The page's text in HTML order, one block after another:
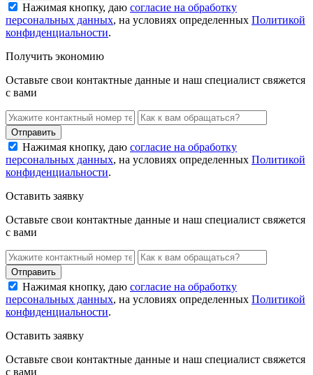
Нажимая кнопку, даю согласие на обработку
персональных данных, на условиях определенных Политикой
конфиденциальности.
Получить экономию
Оставьте свои контактные данные и наш специалист свяжется
с вами
Нажимая кнопку, даю согласие на обработку
персональных данных, на условиях определенных Политикой
конфиденциальности.
Оставить заявку
Оставьте свои контактные данные и наш специалист свяжется
с вами
Нажимая кнопку, даю согласие на обработку
персональных данных, на условиях определенных Политикой
конфиденциальности.
Оставить заявку
Оставьте свои контактные данные и наш специалист свяжется
с вами